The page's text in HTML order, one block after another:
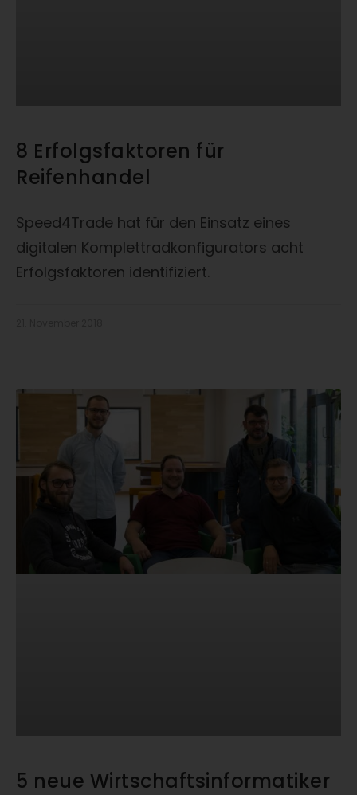
8 Erfolgsfaktoren für
Reifenhandel
Speed4Trade hat für den Einsatz eines
digitalen Komplettradkonfigurators acht
Erfolgsfaktoren identifiziert.
5 neue Wirtschaftsinformatiker